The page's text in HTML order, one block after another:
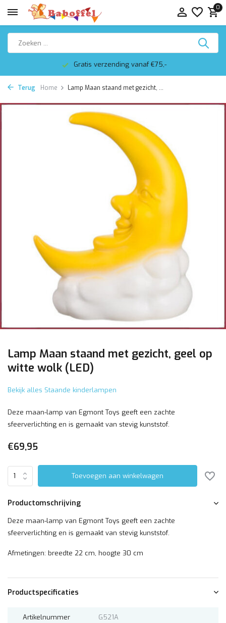
0
Gratis verzending vanaf €75,-
Terug Home Lamp Maan staand met gezicht, ...
Lamp Maan staand met gezicht, geel op
witte wolk (LED)
Bekijk alles Staande kinderlampen
Deze maan-lamp van Egmont Toys geeft een zachte
sfeerverlichting en is gemaakt van stevig kunststof.
€69,95
Toevoegen aan winkelwagen
Productomschrijving
Deze maan-lamp van Egmont Toys geeft een zachte
sfeerverlichting en is gemaakt van stevig kunststof.
Afmetingen: breedte 22 cm, hoogte 30 cm
Productspecificaties
Artikelnummer G521A